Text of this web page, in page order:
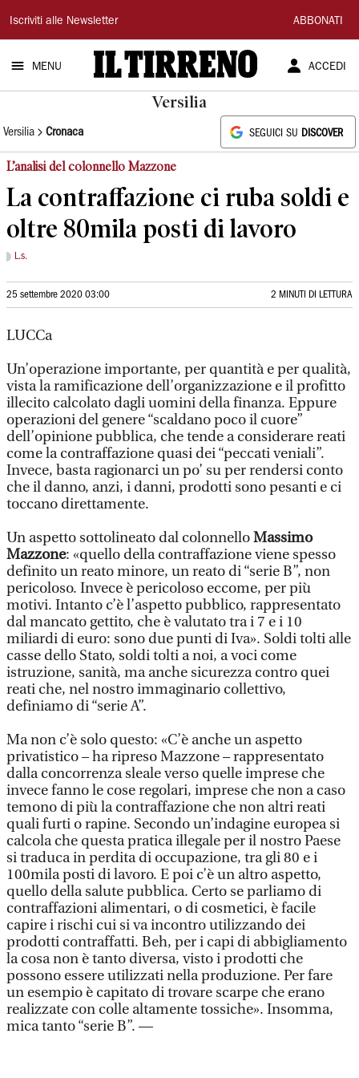
Il
Tirreno
Iscriviti alle Newsletter ABBONATI
MENU ACCEDI
Versilia
Versilia Cronaca SEGUICI SU DISCOVER
L’analisi del colonnello Mazzone
La contraffazione ci ruba soldi e
oltre 80mila posti di lavoro
L.s.
25 settembre 2020 03:00 2 MINUTI DI LETTURA
LUCCa
Un’operazione importante, per quantità e per qualità,
vista la ramificazione dell’organizzazione e il profitto
illecito calcolato dagli uomini della finanza. Eppure
operazioni del genere “scaldano poco il cuore”
dell’opinione pubblica, che tende a considerare reati
come la contraffazione quasi dei “peccati veniali”.
Invece, basta ragionarci un po’ su per rendersi conto
che il danno, anzi, i danni, prodotti sono pesanti e ci
toccano direttamente.
Un aspetto sottolineato dal colonnelloMassimo
Mazzone: «quello della contraffazione viene spesso
definito un reato minore, un reato di “serie B”, non
pericoloso. Invece è pericoloso eccome, per più
motivi. Intanto c’è l’aspetto pubblico, rappresentato
dal mancato gettito, che è valutato tra i 7 e i 10
miliardi di euro: sono due punti di Iva». Soldi tolti alle
casse dello Stato, soldi tolti a noi, a voci come
istruzione, sanità, ma anche sicurezza contro quei
reati che, nel nostro immaginario collettivo,
definiamo di “serie A”.
Ma non c’è solo questo: «C’è anche un aspetto
privatistico – ha ripreso Mazzone – rappresentato
dalla concorrenza sleale verso quelle imprese che
invece fanno le cose regolari, imprese che non a caso
temono di più la contraffazione che non altri reati
quali furti o rapine. Secondo un’indagine europea si
calcola che questa pratica illegale per il nostro Paese
si traduca in perdita di occupazione, tra gli 80 e i
100mila posti di lavoro. E poi c’è un altro aspetto,
quello della salute pubblica. Certo se parliamo di
contraffazioni alimentari, o di cosmetici, è facile
capire i rischi cui si va incontro utilizzando dei
prodotti contraffatti. Beh, per i capi di abbigliamento
la cosa non è tanto diversa, visto i prodotti che
possono essere utilizzati nella produzione. Per fare
un esempio è capitato di trovare scarpe che erano
realizzate con colle altamente tossiche». Insomma,
mica tanto “serie B”. —